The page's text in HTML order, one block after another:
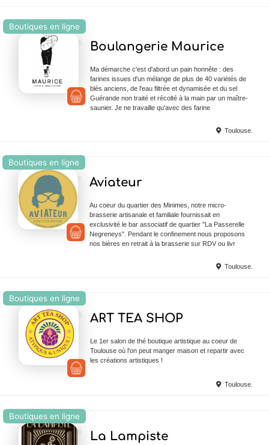
Boutiques en ligne
Boulangerie Maurice
Ma démarche c'est d'abord un pain honnête : des
farines issues d'un mélange de plus de 40 variétés de
blés anciens, de l'eau filtrée et dynamisée et du sel
Guérande non traité et récolté à la main par un maître-
saunier. Je ne travaille qu'avec des farine
Toulouse.
Boutiques en ligne
Aviateur
Au coeur du quartier des Minimes, notre micro-
brasserie artisanale et familiale fournissait en
exclusivité le bar associatif de quartier "La Passerelle
Negreneys". Pendant le confinement nous proposons
nos bières en retrait à la brasserie sur RDV ou livr
Toulouse.
Boutiques en ligne
ART TEA SHOP
Le 1er salon de thé boutique artistique au coeur de
Toulouse où l'on peut manger maison et repartir avec
les créations artistiques !
Toulouse.
Boutiques en ligne
La Lampiste